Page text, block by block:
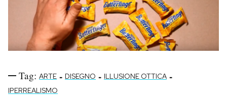
CALENDARIO
AREA PERSONALE
Newsletter
Notifiche mobile
Tag: ARTE - DISEGNO - ILLUSIONE OTTICA -
IPERREALISMO